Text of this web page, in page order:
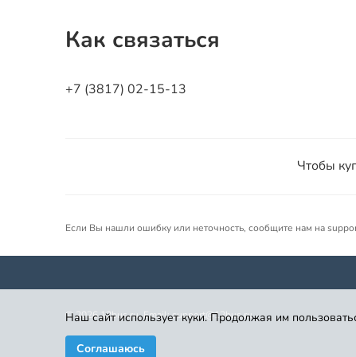
Как связаться
+7 (3817) 02-15-13
Чтобы
Если Вы нашли ошибку или неточность, сообщите нам на
©202612bus.ru. Email: support@12bus.ru
Наш сайт использует куки. Продолжая им
Соглашаюсь